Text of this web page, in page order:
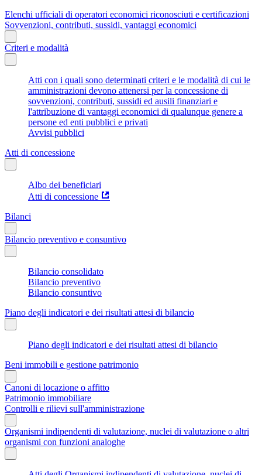
Elenchi ufficiali di operatori economici riconosciuti e certificazioni
Sovvenzioni, contributi, sussidi, vantaggi economici
Criteri e modalità
Atti con i quali sono determinati criteri e le modalità di cui le
amministrazioni devono attenersi per la concessione di
sovvenzioni, contributi, sussidi ed ausili finanziari e
l'attribuzione di vantaggi economici di qualunque genere a
persone ed enti pubblici e privati
Avvisi pubblici
Atti di concessione
Albo dei beneficiari
Atti di concessione
Bilanci
Bilancio preventivo e consuntivo
Bilancio consolidato
Bilancio preventivo
Bilancio consuntivo
Piano degli indicatori e dei risultati attesi di bilancio
Piano degli indicatori e dei risultati attesi di bilancio
Beni immobili e gestione patrimonio
Canoni di locazione o affitto
Patrimonio immobiliare
Controlli e rilievi sull'amministrazione
Organismi indipendenti di valutazione, nuclei di valutazione o altri
organismi con funzioni analoghe